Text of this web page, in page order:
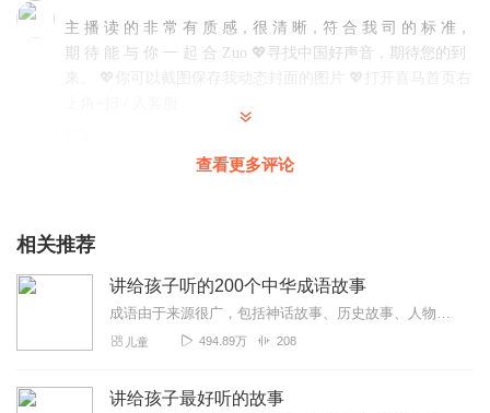
主 播 读 的 非 常 有 质 感，很 清 晰，符 合 我 司 的 标 准，
期 待 能 与 你 一 起 合 Zuo 💖寻找中国好声音，期待您的到
来。 💖你可以截图保存我动态封面的图片 💖打开喜马首页右
优秀主播
查看更多评论
相关推荐
讲给孩子听的200个中华成语故事
成语由于来源很广，包括神话故事、历史故事、人物典故、古代诗文等等，往往不能从字面上看出它的本意，只有知道它的来历，才能明白它的含义，也才能在我们的语言和文字中使...
儿童 494.89万 208
讲给孩子最好听的故事